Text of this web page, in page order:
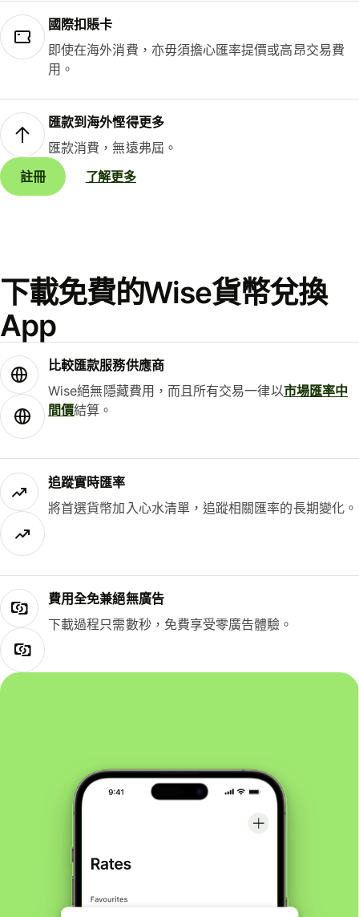
國際扣賬卡
即使在海外消費，亦毋須擔心匯率提價或高昂交易費
用。
匯款到海外慳得更多
匯款消費，無遠弗屆。
註冊
了解更多
下載免費的Wise貨幣兌換
App
比較匯款服務供應商
Wise絕無隱藏費用，而且所有交易一律以市場匯率中
間價結算。
追蹤實時匯率
將首選貨幣加入心水清單，追蹤相關匯率的長期變化。
費用全免兼絕無廣告
下載過程只需數秒，免費享受零廣告體驗。